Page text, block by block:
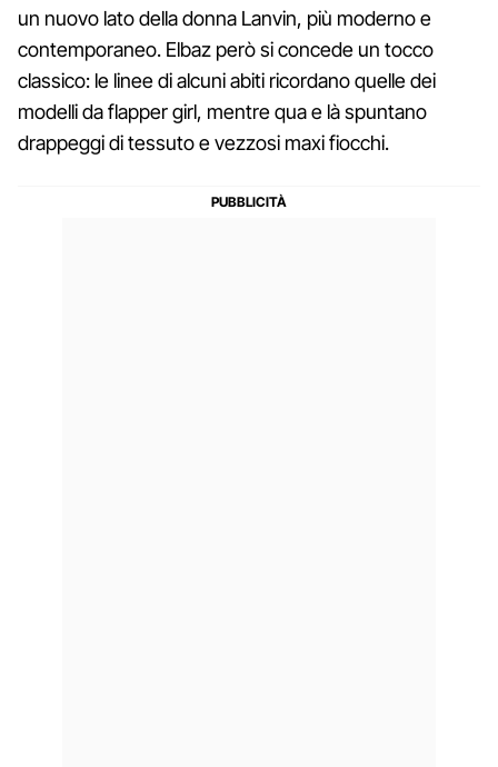
un nuovo lato della donna Lanvin, più moderno e
contemporaneo. Elbaz però si concede un tocco
classico: le linee di alcuni abiti ricordano quelle dei
modelli da flapper girl, mentre qua e là spuntano
drappeggi di tessuto e vezzosi maxi fiocchi.